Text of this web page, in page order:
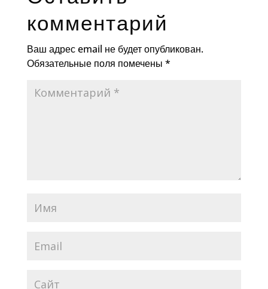
комментарий
Ваш адрес email не будет опубликован.
Обязательные поля помечены *